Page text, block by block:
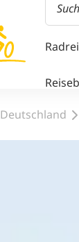
Deutschland